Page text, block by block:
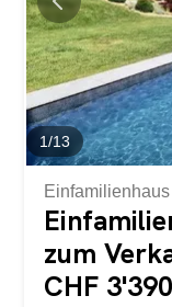
harmonisches
die um eine
wurde als ein Ort
Ihre schlichten
Offenheit zu den
1/13
Einfamilienhaus
zum
CHF